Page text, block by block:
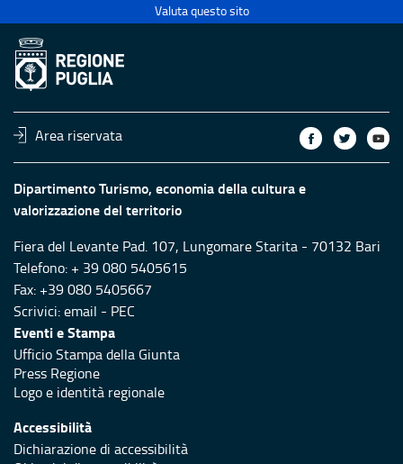
Valuta questo sito
Area riservata
Dipartimento Turismo, economia della cultura e
valorizzazione del territorio
Fiera del Levante Pad. 107, Lungomare Starita - 70132 Bari
Telefono: + 39 080 5405615
Fax: +39 080 5405667
Scrivici:email - PEC
Eventi e Stampa
Ufficio Stampa della Giunta
Press Regione
Logo e identità regionale
Accessibilità
Dichiarazione di accessibilità